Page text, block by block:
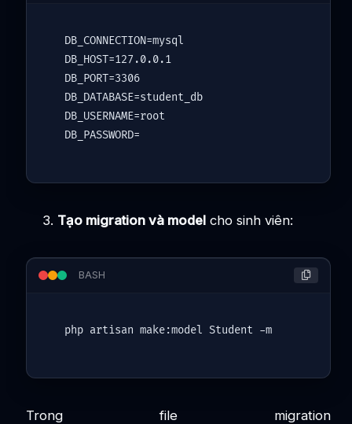
DB_CONNECTION=mysql
DB_HOST=127.0.0.1
DB_PORT=3306
DB_DATABASE=student_db
DB_USERNAME=root
Tạo migration và model cho sinh viên:
BASH
Trong file migration